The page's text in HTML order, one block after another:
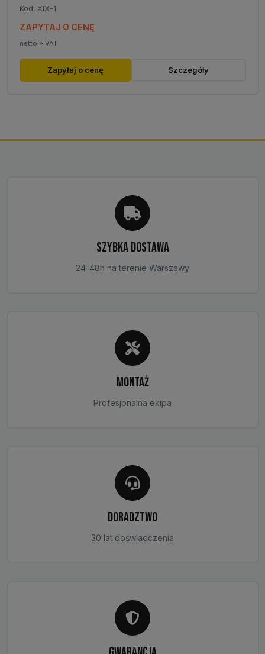
Kod: XIX-1
ZAPYTAJ O CENĘ
netto + VAT
Zapytaj o cenę Szczegóły
SZYBKA DOSTAWA
24-48h na terenie Warszawy
MONTAŻ
Profesjonalna ekipa
DORADZTWO
30 lat doświadczenia